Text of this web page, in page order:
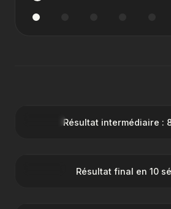
Résultat intermédiaire :
Résultat final en 10